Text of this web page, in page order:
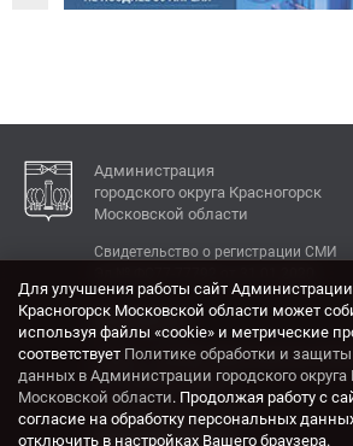
Администрация
городского округа Красногорск
Московской области
Свидетельство о регистрации СМИ
КОНТАКТЫ
Адрес: 143404, Московская
ул. Ленина, дом 4.
Электронная почта:
krasrn@mosreg.ru
Для улучшения работы сайт Администрации
Красногорск Московской области может
используя файлы «cookie» и метрические
соответствует Политике обработки и
данных в Администрации городского округа
Московской области. Продолжая работу с
согласие на обработку персональных
отключить в настройках Вашего браузера.